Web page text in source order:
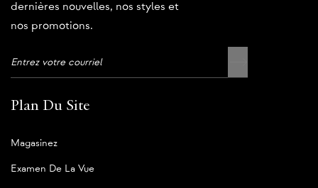
dernières nouvelles, nos styles et
nos promotions.
Plan Du Site
Magasinez
Examen De La Vue